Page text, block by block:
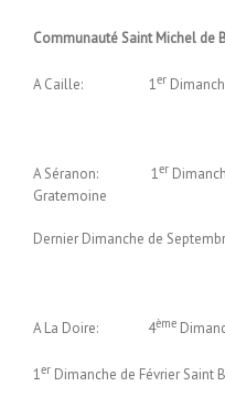
Communauté Saint Michel de
A Caille: 1er
A Séranon: 1er
Gratemoine
Dernier Dimanche de
A La Doire: 4ème
1er Dimanche de Février Saint